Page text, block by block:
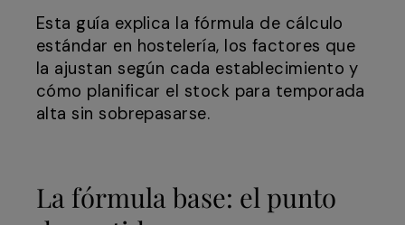
Esta guía explica la fórmula de cálculo
estándar en hostelería, los factores que
la ajustan según cada establecimiento y
cómo planificar el stock para temporada
alta sin sobrepasarse.
La fórmula base: el punto